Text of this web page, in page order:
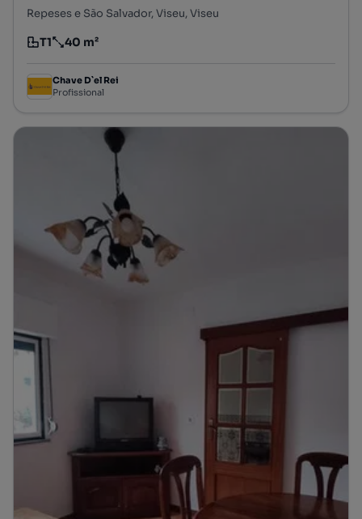
Repeses e São Salvador, Viseu, Viseu
Tipologia
T1
Preço por metro quadrado
40 m²
Chave D`el Rei
Profissional